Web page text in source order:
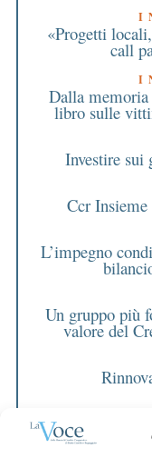
I
«Progetti
call
I
Dalla memoria
libro sulle
Investire sui
Ccr Insieme
L’impegno
Un gruppo più
valore del
Bilancio